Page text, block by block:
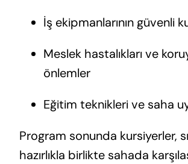
İş ekipmanlarının güvenli
Meslek hastalıkları ve
önlemler
Eğitim teknikleri ve saha
Program sonunda kursiyerler,
hazırlıkla birlikte sahada